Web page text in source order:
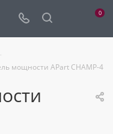
0
мощности APart CHAMP-4